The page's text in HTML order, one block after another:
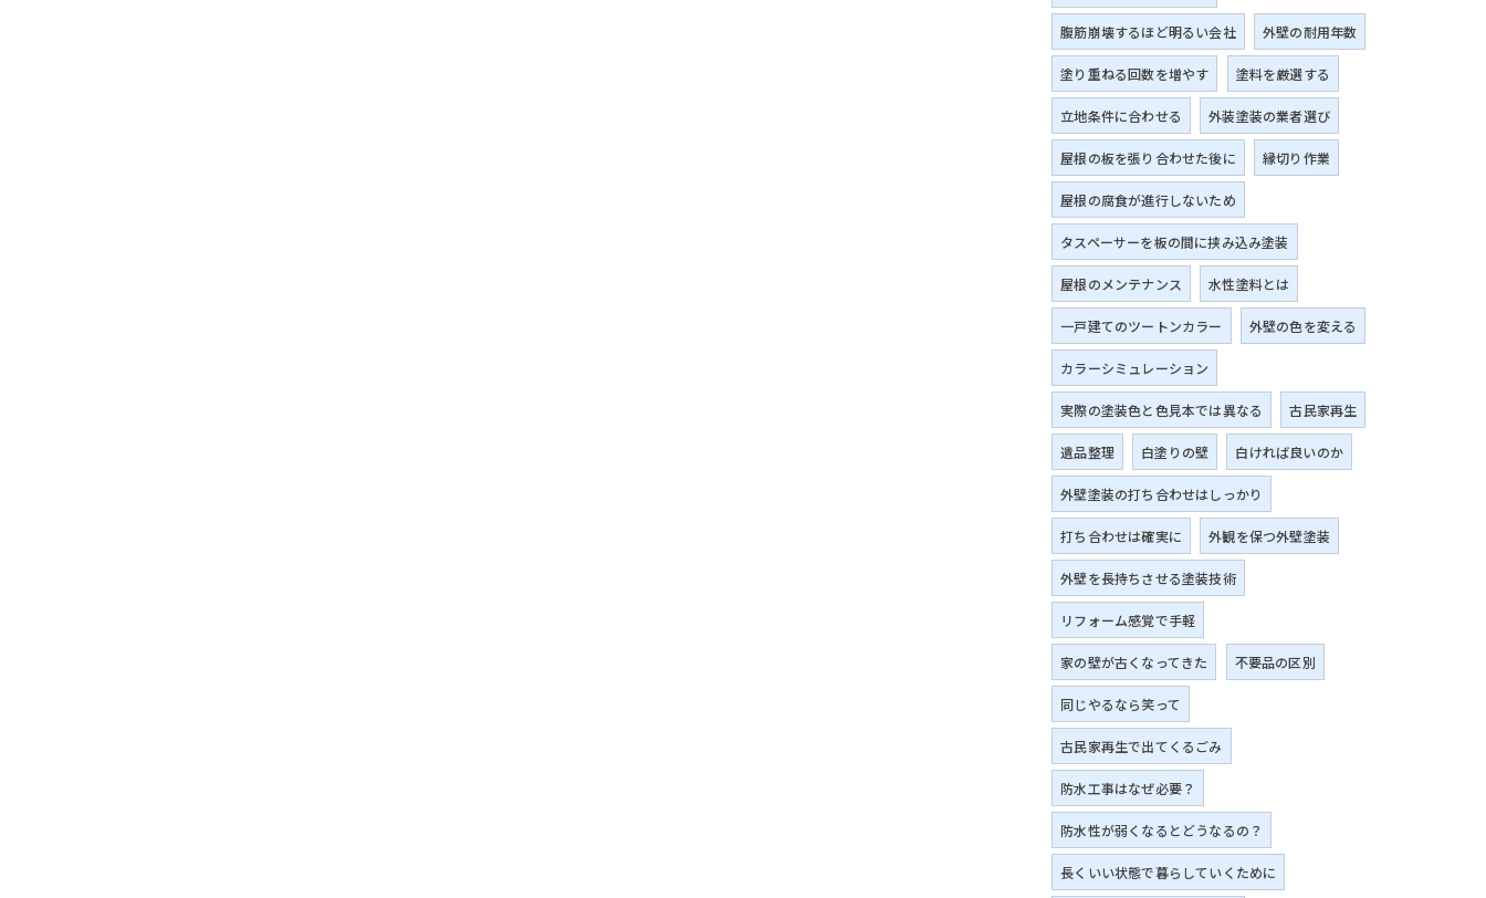
腹筋崩壊するほど明るい会社 外壁の耐用年数
塗り重ねる回数を増やす 塗料を厳選する
立地条件に合わせる 外装塗装の業者選び
屋根の板を張り合わせた後に 縁切り作業
屋根の腐食が進行しないため
タスペーサーを板の間に挟み込み塗装
屋根のメンテナンス 水性塗料とは
一戸建てのツートンカラー 外壁の色を変える
カラーシミュレーション
実際の塗装色と色見本では異なる 古民家再生
遺品整理 白塗りの壁 白ければ良いのか
外壁塗装の打ち合わせはしっかり
打ち合わせは確実に 外観を保つ外壁塗装
外壁を長持ちさせる塗装技術
リフォーム感覚で手軽
家の壁が古くなってきた 不要品の区別
同じやるなら笑って
古民家再生で出てくるごみ
防水工事はなぜ必要？
防水性が弱くなるとどうなるの？
長くいい状態で暮らしていくために